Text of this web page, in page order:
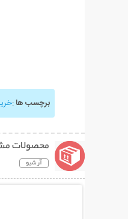
برچسب ها:
محصولات
آرشیو